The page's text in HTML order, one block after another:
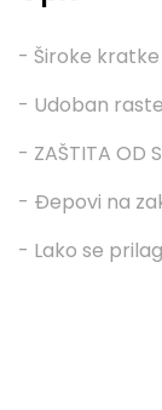
- Široke
- Udoban
- ZAŠTITA OD
- Đepovi na
- Lako se